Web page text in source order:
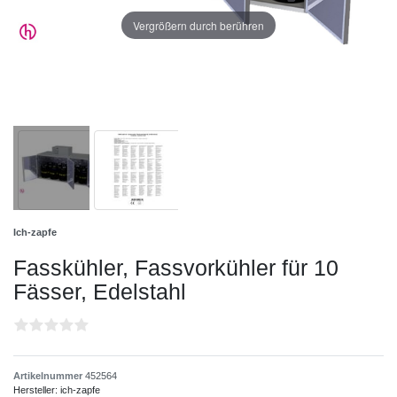
Vergrößern durch berühren
Ich-zapfe
Fasskühler, Fassvorkühler für 10
Fässer, Edelstahl
Artikelnummer 452564
Hersteller: ich-zapfe